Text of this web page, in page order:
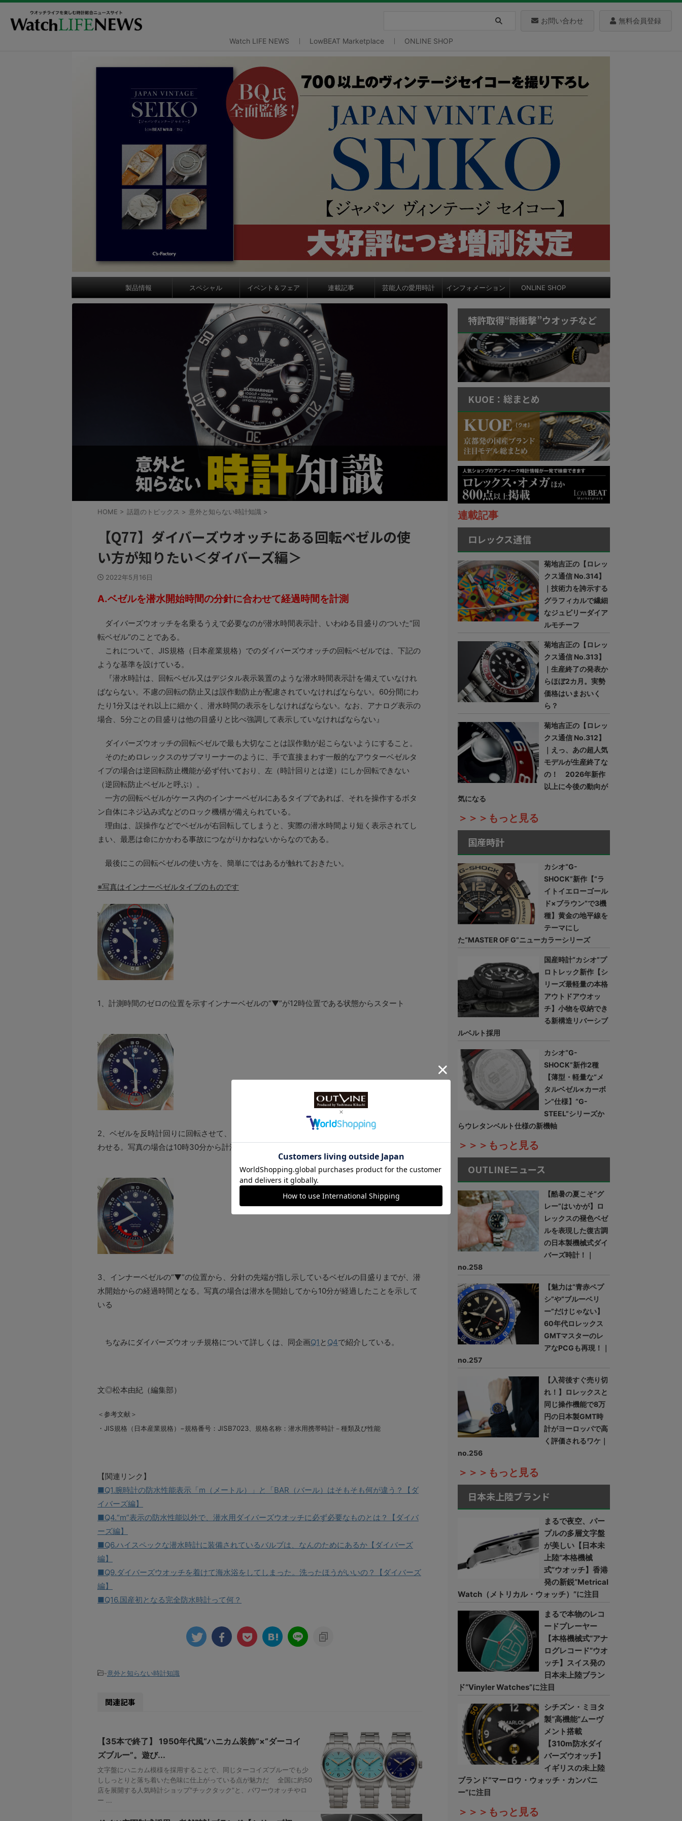
お問い合わせ 無料会員登録
Watch LIFE NEWS LowBEAT Marketplace ONLINE SHOP
製品情報 スペシャル イベント＆フェア 連載記事 芸能人の愛用時計 インフォメーション ONLINE SHOP
HOME > 話題のトピックス > 意外と知らない時計知識 >
【Q77】ダイバーズウオッチにある回転ベゼルの使
い方が知りたい＜ダイバーズ編＞
2022年5月16日
A.ベゼルを潜水開始時間の分針に合わせて経過時間を計測
ダイバーズウオッチを名乗るうえで必要なのが潜水時間表示計、いわゆる目盛りのついた“回
転ベゼル”のことである。
これについて、JIS規格（日本産業規格）でのダイバーズウオッチの回転ベゼルでは、下記の
ような基準を設けている。
『潜水時計は、回転ベゼル又はデジタル表示装置のような潜水時間表示計を備えていなけれ
ばならない。不慮の回転の防止又は誤作動防止が配慮されていなければならない。60分間にわ
たり1分又はそれ以上に細かく、潜水時間の表示をしなければならない。なお、アナログ表示の
場合、5分ごとの目盛りは他の目盛りと比べ強調して表示していなければならない』
ダイバーズウオッチの回転ベゼルで最も大切なことは誤作動が起こらないようにすること。
そのためロレックスのサブマリーナーのように、手で直接まわす一般的なアウターベゼルタ
イプの場合は逆回転防止機能が必ず付いており、左（時計回りとは逆）にしか回転できない
（逆回転防止ベゼルと呼ぶ）。
一方の回転ベゼルがケース内のインナーベゼルにあるタイプであれば、それを操作するボタ
ン自体にネジ込み式などのロック機構が備えられている。
理由は、誤操作などでベゼルが右回転してしまうと、実際の潜水時間より短く表示されてし
まい、最悪は命にかかわる事故につながりかねないからなのである。
最後にこの回転ベゼルの使い方を、簡単にではあるが触れておきたい。
※写真はインナーベゼルタイプのものです
1、計測時間のゼロの位置を示すインナーベゼルの“▼”が12時位置である状態からスタート
2、ベゼルを反時計回りに回転させて、インナーベゼルの“▼”を潜水開始時間の分針の位置に合
わせる。写真の場合は10時30分から計測を開始
3、インナーベゼルの“▼”の位置から、分針の先端が指し示しているベゼルの目盛りまでが、潜
水開始からの経過時間となる。写真の場合は潜水を開始してから10分が経過したことを示して
いる
ちなみにダイバーズウオッチ規格について詳しくは、同企画Q1 と Q4で紹介している。
文◎松本由紀（編集部）
＜参考文献＞
・JIS規格（日本産業規格）−規格番号：JISB7023、規格名称：潜水用携帯時計－種類及び性能
【関連リンク】
■Q1.腕時計の防水性能表示「m（メートル）」と「BAR（バール）はそもそも何が違う？【ダ
イバーズ編】
■Q4.“m”表示の防水性能以外で、潜水用ダイバーズウオッチに必ず必要なものとは？【ダイバ
ーズ編】
■Q6.ハイスペックな潜水時計に装備されているバルブは、なんのためにあるか【ダイバーズ
編】
■Q9.ダイバーズウオッチを着けて海水浴をしてしまった。洗ったほうがいいの？【ダイバーズ
編】
■Q16.国産初となる完全防水時計って何？
-意外と知らない時計知識
関連記事
【35本で終了】 1950年代風“ハニカム装飾”×“ダーコイ
ズブルー”。遊び...
文字盤にハニカム模様を採用することで、同じターコイズブルーでも少
ししっとりと落ち着いた色味に仕上がっている点が魅力だ 全国に約50
店を展開する人気時計ショップ“チックタック”と、パワーウオッチやロ
ー ...
特許取得“耐衝撃”ウオッチなど
KUOE：総まとめ
連載記事
ロレックス通信
菊地吉正の【ロレッ
クス通信 No.314】
｜技術力を誇示する
グラフィカルで繊細
なジュビリーダイア
ルモチーフ
菊地吉正の【ロレッ
クス通信 No.313】
｜生産終了の発表か
らほぼ2カ月。実勢
価格はいまおいく
ら？
菊地吉正の【ロレッ
クス通信 No.312】
｜えっ、あの超人気
モデルが生産終了な
の！ 2026年新作
以上に今後の動向が
気になる
＞＞＞もっと見る
国産時計
カシオ“G-
SHOCK”新作【“ラ
イトイエローゴール
ド×ブラウン”で3機
種】黄金の地平線を
テーマにし
た“MASTER OF G”ニューカラーシリーズ
国産時計“カシオ”プ
ロトレック新作【シ
リーズ最軽量の本格
アウトドアウオッ
チ】小物を収納でき
る新構造リバーシブ
ルベルト採用
カシオ“G-
SHOCK”新作2種
【薄型・軽量な“メ
タルベゼル×カーボ
ン”仕様】“G-
STEEL”シリーズか
らウレタンベルト仕様の新機軸
＞＞＞もっと見る
OUTLINEニュース
【酷暑の夏こそ“グ
レー”はいかが】ロ
レックスの褪色ベゼ
ルを表現した復古調
の日本製機械式ダイ
バーズ時計！｜
no.258
【魅力は“青赤ペプ
シ”や“ブルーベリ
ー”だけじゃない】
60年代ロレックス
GMTマスターのレ
アなPCGも再現！｜
no.257
【入荷後すぐ売り切
れ！】ロレックスと
同じ操作機能で8万
円の日本製GMT時
計がヨーロッパで高
く評価されるワケ｜
no.256
＞＞＞もっと見る
日本未上陸ブランド
まるで夜空、パー
プルの多層文字盤
が美しい【日本未
上陸“本格機械
式”ウオッチ】香港
発の新鋭“Metrical
Watch（メトリカル・ウォッチ）”に注目
まるで本物のレコ
ードプレーヤー
【本格機械式“アナ
ログレコード”ウオ
ッチ】スイス発の
日本未上陸ブラン
ド“Vinyler Watches”に注目
シチズン・ミヨタ
製“高機能”ムーヴ
メント搭載
【310m防水ダイ
バーズウオッチ】
イギリスの未上陸
ブランド“マーロウ・ウォッチ・カンパニ
ー”に注目
＞＞＞もっと見る